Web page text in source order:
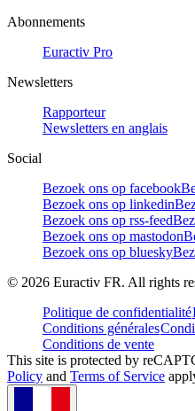
Abonnements
Euractiv Pro
Newsletters
Rapporteur
Newsletters en anglais
Social
Bezoek ons op facebook
Bezoek ons op linkedin
Bezoek ons op rss-feed
Bezoek ons op mastodon
Bezoek ons op bluesky
© 2026 Euractiv FR. All rights
Politique de confidentialité
Conditions générales
Conditions de vente
This site is protected by
Policy and Terms of Service